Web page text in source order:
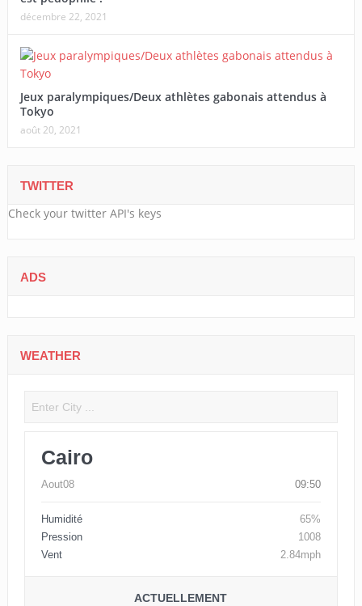
décembre 22, 2021
Jeux paralympiques/Deux athlètes gabonais attendus à
Tokyo
août 20, 2021
TWITTER
Check your twitter API's keys
ADS
WEATHER
Cairo
Aout08 09:50
Humidité
65%
Pression
1008
Vent
2.84mph
ACTUELLEMENT